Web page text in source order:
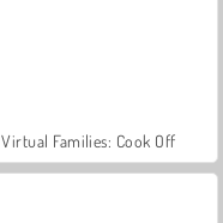
Virtual Families: Cook Off